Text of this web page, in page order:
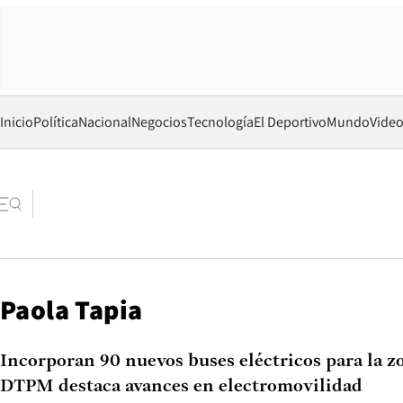
InicioPolíticaNacionalNegociosTecnologíaEl DeportivoMundo
Paola Tapia
Incorporan 90 nuevos buses eléctricos para la
DTPM destaca avances en electromovilidad